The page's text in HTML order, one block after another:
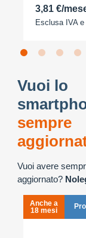
3,81 €/
Esclusa IVA e
Vuoi lo
sempre
Vuoi avere
aggiornato?
Anche a
18 mesi